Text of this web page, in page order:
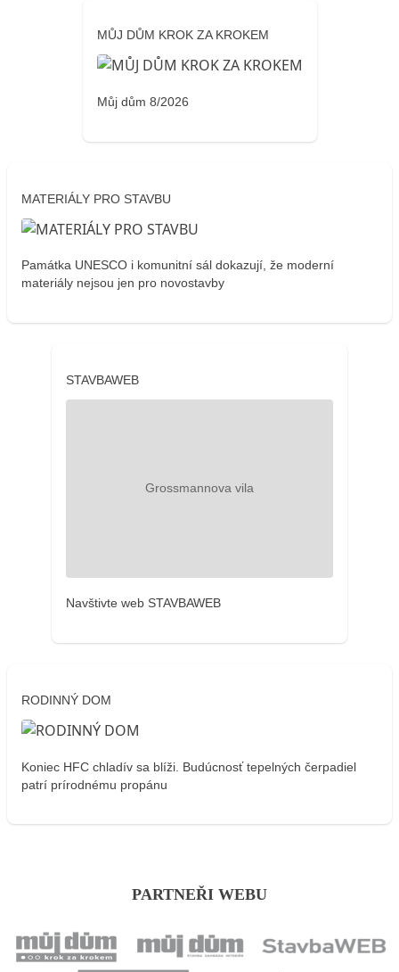
MŮJ DŮM KROK ZA KROKEM
Můj dům 8/2026
MATERIÁLY PRO STAVBU
Památka UNESCO i komunitní sál dokazují, že moderní
materiály nejsou jen pro novostavby
STAVBAWEB
Navštivte web STAVBAWEB
RODINNÝ DOM
Koniec HFC chladív sa blíži. Budúcnosť tepelných čerpadiel
patrí prírodnému propánu
PARTNEŘI WEBU